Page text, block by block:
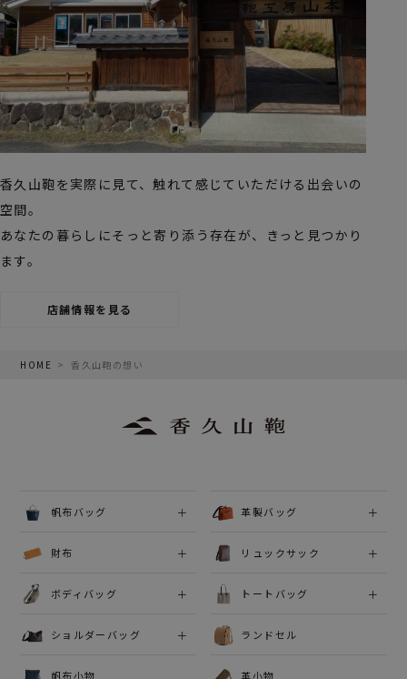
香久山鞄を実際に見て、触れて感じていただける出会いの
空間。
あなたの暮らしにそっと寄り添う存在が、きっと見つかり
ます。
店舗情報を見る
HOME 香久山鞄の想い
帆布バッグ 革製バッグ
財布 リュックサック
ボディバッグ トートバッグ
ショルダーバッグ ランドセル
帆布小物 革小物